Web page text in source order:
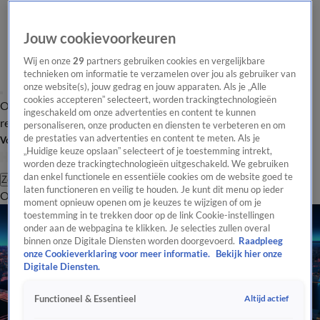
Overzicht Laatste nieuws Regionieuws Het beste van Hart
Tip de
redactie
Volg Hart van Nederland
Zoeken
OverzichtRegioUitzendingenWeerTip de redactiePanelVideo's
Jouw cookievoorkeuren
Wij en onze29 partners gebruiken cookies en vergelijkbare
technieken om informatie te verzamelen over jou als gebruiker van
onze website(s), jouw gedrag en jouw apparaten. Als je „Alle
cookies accepteren” selecteert, worden trackingtechnologieën
ingeschakeld om onze advertenties en content te kunnen
personaliseren, onze producten en diensten te verbeteren en om
de prestaties van advertenties en content te meten. Als je
„Huidige keuze opslaan” selecteert of je toestemming intrekt,
worden deze trackingtechnologieën uitgeschakeld. We gebruiken
dan enkel functionele en essentiële cookies om de website goed te
laten functioneren en veilig te houden. Je kunt dit menu op ieder
moment opnieuw openen om je keuzes te wijzigen of om je
toestemming in te trekken door op de link Cookie-instellingen
onder aan de webpagina te klikken. Je selecties zullen overal
binnen onze Digitale Diensten worden doorgevoerd. Raadpleeg
onze Cookieverklaring voor meer informatie.
Bekijk hier onze
Digitale Diensten.
Functioneel & Essentieel Altijd actief